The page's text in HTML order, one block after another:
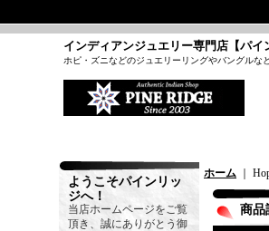
インディアンジュエリー専門店【パイ
ホピ・ズニなどのジュエリーリングやバングルな
ようこそパインリッ
ジへ！
当店ホームページをご覧
頂き、誠にありがとう御
ホーム ｜
商品